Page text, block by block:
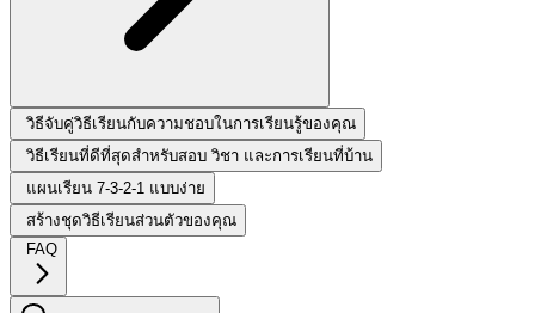
วิธีจับคู่วิธีเรียนกับความชอบในการเรียนรู้ของคุณ
วิธีเรียนที่ดีที่สุดสำหรับสอบ วิชา และการเรียนที่บ้าน
แผนเรียน 7-3-2-1 แบบง่าย
สร้างชุดวิธีเรียนส่วนตัวของคุณ
FAQ